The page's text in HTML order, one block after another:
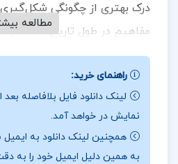
درک بهتری از چگونگی شکل‌گیری
مفاهیم در طول تاریخ داشته
به‌عنوان یک منبع ارزشمند برای
علاقه‌مندان به زبان‌شناسی و
می‌شود و می‌تواند در زمینه‌های
مورد استفاده قرار گیرد
پروژه کده را دنبال کنید
مطالعه
راهنمای خرید:
لینک دانلود فایل بلافاصله
نمایش در خواهد آمد.
همچنین لینک دانلود به
به همین دلیل ایمیل خود را به